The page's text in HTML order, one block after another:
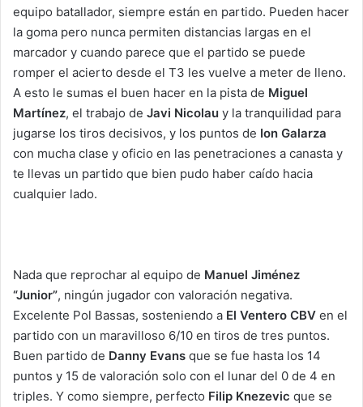
equipo batallador, siempre están en partido. Pueden hacer
la goma pero nunca permiten distancias largas en el
marcador y cuando parece que el partido se puede
romper el acierto desde el T3 les vuelve a meter de lleno.
A esto le sumas el buen hacer en la pista de Miguel
Martínez, el trabajo de Javi Nicolau y la tranquilidad para
jugarse los tiros decisivos, y los puntos de Ion Galarza
con mucha clase y oficio en las penetraciones a canasta y
te llevas un partido que bien pudo haber caído hacia
cualquier lado.
Nada que reprochar al equipo de Manuel Jiménez
“Junior”, ningún jugador con valoración negativa.
Excelente Pol Bassas, sosteniendo a El Ventero CBV en el
partido con un maravilloso 6/10 en tiros de tres puntos.
Buen partido de Danny Evans que se fue hasta los 14
puntos y 15 de valoración solo con el lunar del 0 de 4 en
triples. Y como siempre, perfecto Filip Knezevic que se